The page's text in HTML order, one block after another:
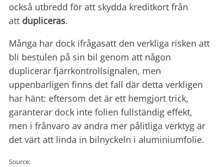
också utbredd för att skydda kreditkort från
att dupliceras.
Många har dock ifrågasatt den verkliga risken att
bli bestulen på sin bil genom att någon
duplicerar fjärrkontrollsignalen, men
uppenbarligen finns det fall där detta verkligen
har hänt: eftersom det är ett hemgjort trick,
garanterar dock inte folien fullständig effekt,
men i frånvaro av andra mer pålitliga verktyg är
det värt att linda in bilnyckeln i aluminiumfolie.
Source: